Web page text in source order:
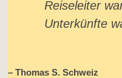
Reiseleiter
Unterkünfte
– Thomas S. Schweiz